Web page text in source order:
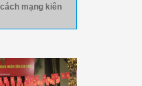
mạng kiên